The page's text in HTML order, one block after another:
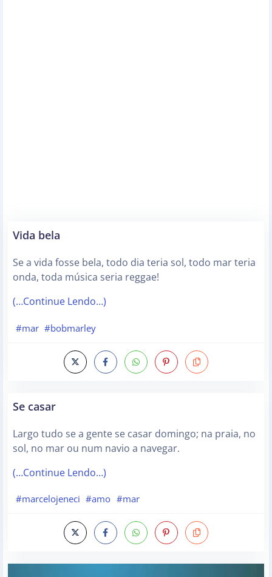
Vida bela
Se a vida fosse bela, todo dia teria sol, todo mar teria
onda, toda música seria reggae!
(…Continue Lendo…)
#mar #bobmarley
Se casar
Largo tudo se a gente se casar domingo; na praia, no
sol, no mar ou num navio a navegar.
(…Continue Lendo…)
#marcelojeneci #amo #mar